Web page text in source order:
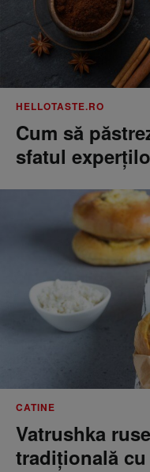
HELLOTASTE.RO
Cum să
sfatul
CATINE
Vatrushka
tradițională